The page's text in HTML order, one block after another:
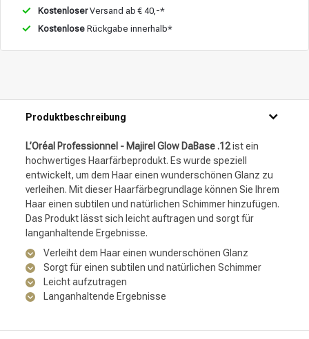
KostenloserVersand ab € 40,-*
Kostenlose Rückgabe innerhalb*
Produktbeschreibung
L’Oréal Professionnel - Majirel Glow DaBase .12ist ein
hochwertiges Haarfärbeprodukt. Es wurde speziell
entwickelt, um dem Haar einen wunderschönen Glanz zu
verleihen. Mit dieser Haarfärbegrundlage können Sie Ihrem
Haar einen subtilen und natürlichen Schimmer hinzufügen.
Das Produkt lässt sich leicht auftragen und sorgt für
langanhaltende Ergebnisse.
Verleiht dem Haar einen wunderschönen Glanz
Sorgt für einen subtilen und natürlichen Schimmer
Leicht aufzutragen
Langanhaltende Ergebnisse